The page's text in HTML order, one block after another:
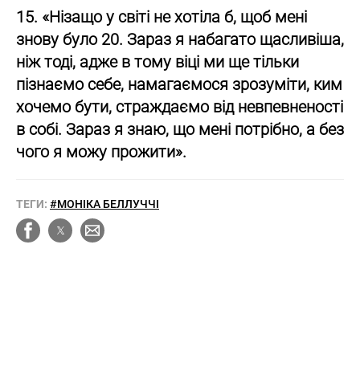
15. «Нізащо у світі не хотіла б, щоб мені
знову було 20. Зараз я набагато щасливіша,
ніж тоді, адже в тому віці ми ще тільки
пізнаємо себе, намагаємося зрозуміти, ким
хочемо бути, страждаємо від невпевненості
в собі. Зараз я знаю, що мені потрібно, а без
чого я можу прожити».
ТЕГИ: #МОНІКА БЕЛЛУЧЧІ